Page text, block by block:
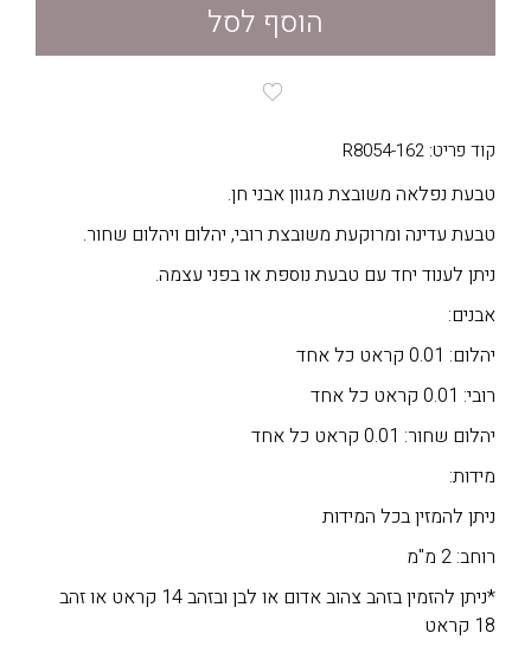
הוסף לסל
קוד פריט: R8054-162
טבעת נפלאה משובצת מגוון אבני חן.
טבעת עדינה ומרוקעת משובצת רובי, יהלום ויהלום שחור.
ניתן לענוד יחד עם טבעת נוספת או בפני עצמה.
אבנים:
יהלום: 0.01 קראט כל אחד
רובי: 0.01 קראט כל אחד
יהלום שחור: 0.01 קראט כל אחד
מידות:
ניתן להמזין בכל המידות
רוחב: 2 מ"מ
*ניתן להזמין בזהב צהוב אדום או לבן ובזהב 14 קראט או זהב
18 קראט